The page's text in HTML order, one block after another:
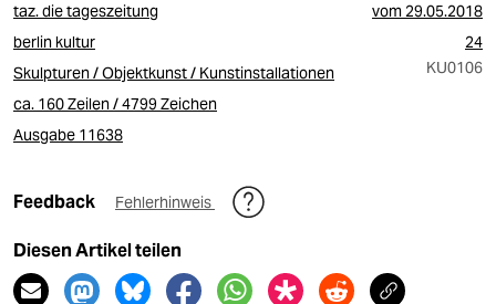
taz. die tageszeitung vom29.05.2018
berlin kultur
24
Skulpturen / Objektkunst / Kunstinstallationen
KU0106
ca. 160 Zeilen / 4799 Zeichen
Ausgabe 11638
Feedback Fehlerhinweis
Diesen Artikel teilen